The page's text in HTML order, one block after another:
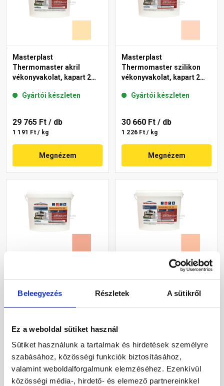
Beleegyezés Részletek A sütikről
Ez a weboldal sütiket használ
Sütiket használunk a tartalmak és hirdetések személyre
szabásához, közösségi funkciók biztosításához,
valamint weboldalforgalmunk elemzéséhez. Ezenkívül
közösségi média-, hirdető- és elemező partnereinkkel
Masterplast
Thermomaster akril
vékonyvakolat, kapart 2
Gyártói készleten
29 765 Ft / db
1 191 Ft / kg
Megnézem
Masterplast
Thermomaster szilikon
vékonyvakolat, kapart 2
Gyártói készleten
30 660 Ft / db
1 226 Ft / kg
Megnézem
vékonyvakolat, kapart 1,5
Gyártói készleten
1 095 Ft / kg
Megnézem
vékonyvakolat, kapart 1,5
1 226 Ft / kg
Megnézem